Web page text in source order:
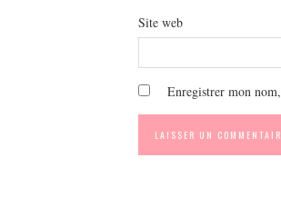
Site web
Enregistrer mon